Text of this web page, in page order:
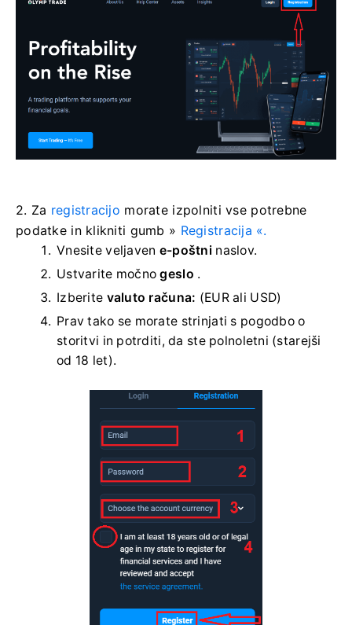
2. Za registracijo morate izpolniti vse potrebne
podatke in klikniti gumb » Registracija «.
Vnesite veljaven e-poštni naslov.
Ustvarite močnogeslo .
Izberite valuto računa: (EUR ali USD)
Prav tako se morate strinjati s pogodbo o
storitvi in ​​potrditi, da ste polnoletni (starejši
od 18 let).